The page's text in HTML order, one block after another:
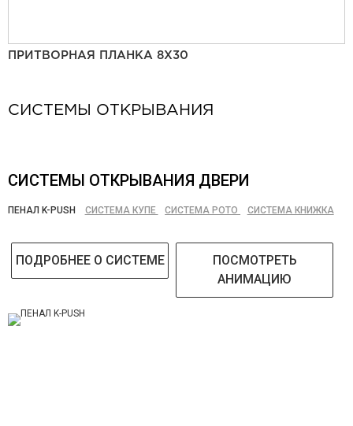
ПРИТВОРНАЯ ПЛАНКА 8Х30
СИСТЕМЫ ОТКРЫВАНИЯ
СИСТЕМЫ ОТКРЫВАНИЯ ДВЕРИ
ПЕНАЛ K-PUSH СИСТЕМА КУПЕ СИСТЕМА РОТО СИСТЕМА КНИЖКА
ПОДРОБНЕЕ О СИСТЕМЕ
ПОСМОТРЕТЬ
АНИМАЦИЮ